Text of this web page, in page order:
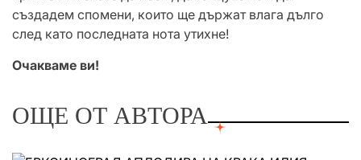
създадем спомени, които ще държат влага дълго
след като последната нота утихне!
Очакваме ви!
ОЩЕ ОТ АВТОРА